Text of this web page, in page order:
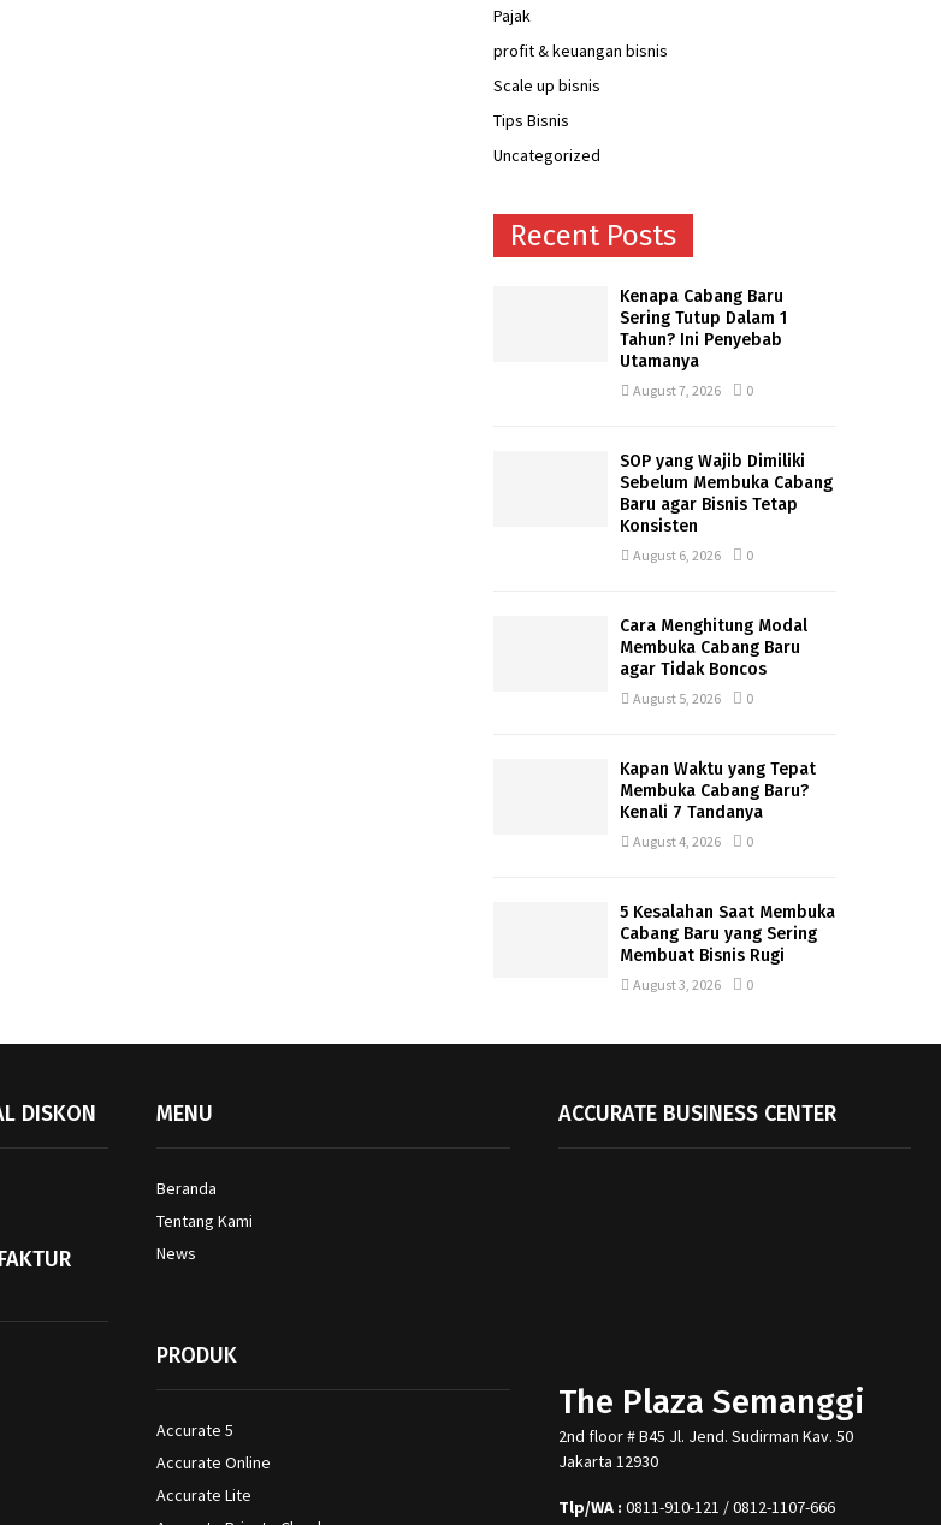
Pajak
profit & keuangan bisnis
Scale up bisnis
Tips Bisnis
Uncategorized
Recent Posts
Kenapa Cabang Baru
Sering Tutup Dalam 1
Tahun? Ini Penyebab
Utamanya
August 7, 2026 0
SOP yang Wajib Dimiliki
Sebelum Membuka Cabang
Baru agar Bisnis Tetap
Konsisten
August 6, 2026 0
Cara Menghitung Modal
Membuka Cabang Baru
agar Tidak Boncos
August 5, 2026 0
Kapan Waktu yang Tepat
Membuka Cabang Baru?
Kenali 7 Tandanya
August 4, 2026 0
5 Kesalahan Saat Membuka
Cabang Baru yang Sering
Membuat Bisnis Rugi
August 3, 2026 0
DISKON MENU
Beranda
Tentang Kami
News
PRODUK
Accurate 5
Accurate Online
Accurate Lite
ACCURATE BUSINESS CENTER
The Plaza Semanggi
2nd floor # B45 Jl. Jend. Sudirman Kav. 50
Jakarta 12930
Tlp/WA : 0811-910-121 / 0812-1107-666